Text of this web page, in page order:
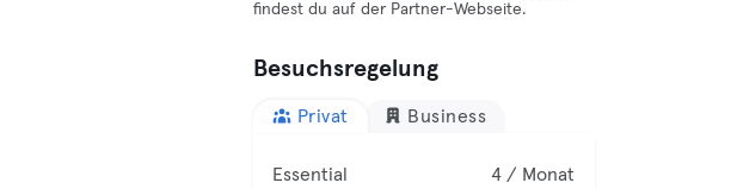
findest du auf der Partner-Webseite.
Besuchsregelung
Privat Business
Essential 4 / Monat